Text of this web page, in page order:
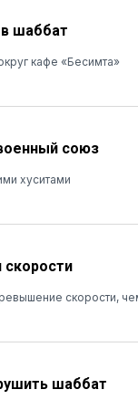
шаббат
кафе «Бесимта»
союз
хуситами
скорости,
шаббат